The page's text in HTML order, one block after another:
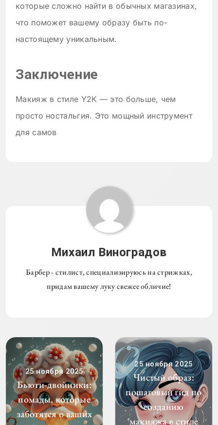
которые сложно найти в обычных магазинах,
что поможет вашему образу быть по-
настоящему уникальным.
Заключение
Макияж в стиле Y2K — это больше, чем
просто ностальгия. Это мощный инструмент
для самов
Михаил Виноградов
Барбер - стилист, специализируюсь на стрижках,
придам вашему луку свежее обличие!
25 ноября 2025
Бьюти-двойники:
помады, которые
заботятся о ваших
25 ноября 2025
Чистый образ:
пошаговый гид по
созданию
макияжа в стиле